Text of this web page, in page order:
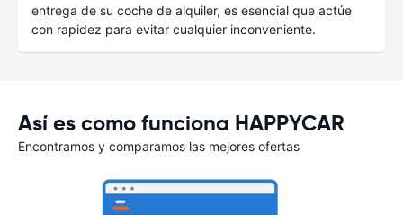
entrega de su coche de alquiler, es esencial que actúe
con rapidez para evitar cualquier inconveniente.
Así es como funciona HAPPYCAR
Encontramos y comparamos las mejores ofertas